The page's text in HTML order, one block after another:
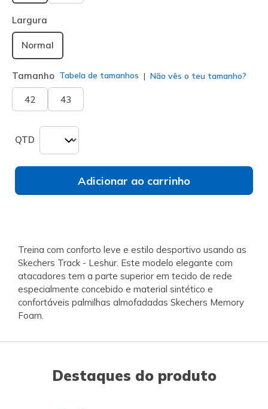
selecionado
Largura
Normal
Tamanho Tabela de tamanhos Não vês o teu tamanho?
42 43
QTD
Adicionar ao carrinho
Treina com conforto leve e estilo desportivo usando as
Skechers Track - Leshur. Este modelo elegante com
atacadores tem a parte superior em tecido de rede
especialmente concebido e material sintético e
confortáveis palmilhas almofadadas Skechers Memory
Foam.
Destaques do produto